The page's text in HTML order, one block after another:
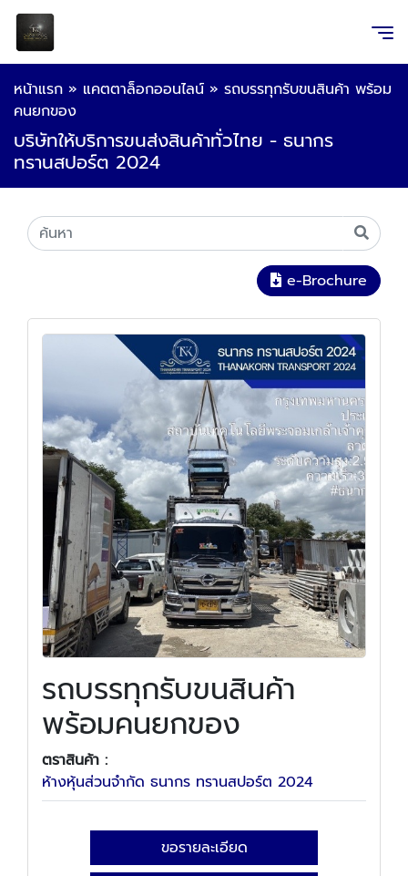
หน้าแรก » แคตตาล็อกออนไลน์ » รถบรรทุกรับขนสินค้า พร้อม
คนยกของ
บริษัทให้บริการขนส่งสินค้าทั่วไทย - ธนากร
ทรานสปอร์ต 2024
e-Brochure
รถบรรทุกรับขนสินค้า
พร้อมคนยกของ
ตราสินค้า :
ห้างหุ้นส่วนจำกัด ธนากร ทรานสปอร์ต 2024
ขอรายละเอียด